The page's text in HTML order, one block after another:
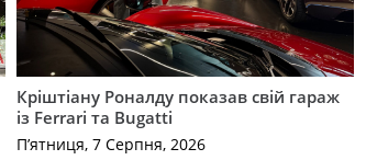
Кріштіану Роналду показав свій гараж
із Ferrari та Bugatti
П’ятниця, 7 Серпня, 2026